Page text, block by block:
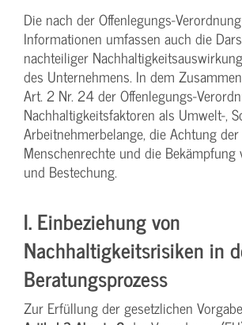
Die nach der Offenlegungs-
Informationen umfassen auch die
nachteiliger
des Unternehmens. In dem
Art. 2 Nr. 24 der Offenlegungs-
Nachhaltigkeitsfaktoren als Umwelt‑,
Arbeitnehmerbelange, die Achtung der
Menschenrechte und die
und Bestechung.
I. Einbeziehung von
Nachhaltigkeitsrisiken in
Beratungsprozess
Zur Erfüllung der gesetzlichen